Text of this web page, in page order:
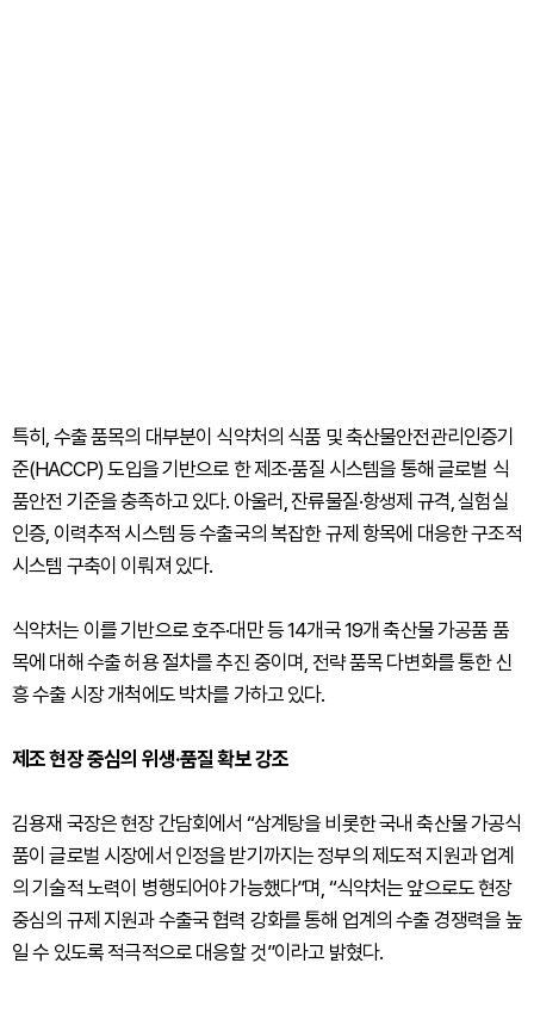
특히, 수출 품목의 대부분이 식약처의 식품 및 축산물안전관리인증기
준(HACCP) 도입을 기반으로 한 제조·품질 시스템을 통해 글로벌 식
품안전 기준을 충족하고 있다. 아울러, 잔류물질·항생제 규격, 실험실
인증, 이력추적 시스템 등 수출국의 복잡한 규제 항목에 대응한 구조적
시스템 구축이 이뤄져 있다.
식약처는 이를 기반으로 호주·대만 등 14개국 19개 축산물 가공품 품
목에 대해 수출 허용 절차를 추진 중이며, 전략 품목 다변화를 통한 신
흥 수출 시장 개척에도 박차를 가하고 있다.
제조 현장 중심의 위생·품질 확보 강조
김용재 국장은 현장 간담회에서 “삼계탕을 비롯한 국내 축산물 가공식
품이 글로벌 시장에서 인정을 받기까지는 정부의 제도적 지원과 업계
의 기술적 노력이 병행되어야 가능했다”며, “식약처는 앞으로도 현장
중심의 규제 지원과 수출국 협력 강화를 통해 업계의 수출 경쟁력을 높
일 수 있도록 적극적으로 대응할 것”이라고 밝혔다.